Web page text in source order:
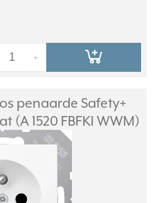
+
penaarde Safety+
(A 1520 FBFKI WWM)